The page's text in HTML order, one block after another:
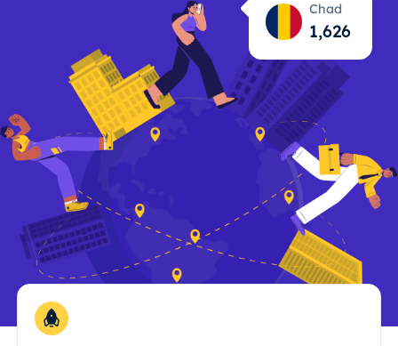
Chad
1,627